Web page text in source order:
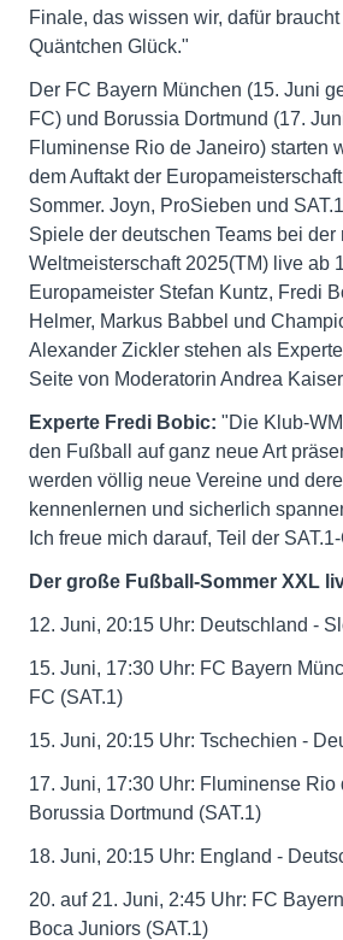
Finale, das wissen wir, dafür
Quäntchen Glück."
Der FC Bayern München (15. Juni
FC) und Borussia Dortmund (17.
Fluminense Rio de Janeiro) starten
dem Auftakt der
Sommer. Joyn, ProSieben und
Spiele der deutschen Teams bei der
Weltmeisterschaft 2025(TM) live ab
Europameister Stefan Kuntz, Fredi
Helmer, Markus Babbel und
Alexander Zickler stehen als
Seite von Moderatorin Andrea
Experte Fredi Bobic: "Die Klub-
den Fußball auf ganz neue Art
werden völlig neue Vereine und
kennenlernen und sicherlich
Ich freue mich darauf, Teil der
Der große Fußball-Sommer XXL
12. Juni, 20:15 Uhr: Deutschland -
15. Juni, 17:30 Uhr: FC Bayern
FC (SAT.1)
15. Juni, 20:15 Uhr: Tschechien -
17. Juni, 17:30 Uhr: Fluminense Rio
Borussia Dortmund (SAT.1)
18. Juni, 20:15 Uhr: England -
20. auf 21. Juni, 2:45 Uhr: FC
Boca Juniors (SAT.1)